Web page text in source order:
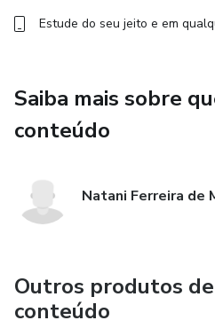
Estude do seu jeito e em
Saiba mais sobre
conteúdo
Natani Ferreira de
Outros produtos
conteúdo